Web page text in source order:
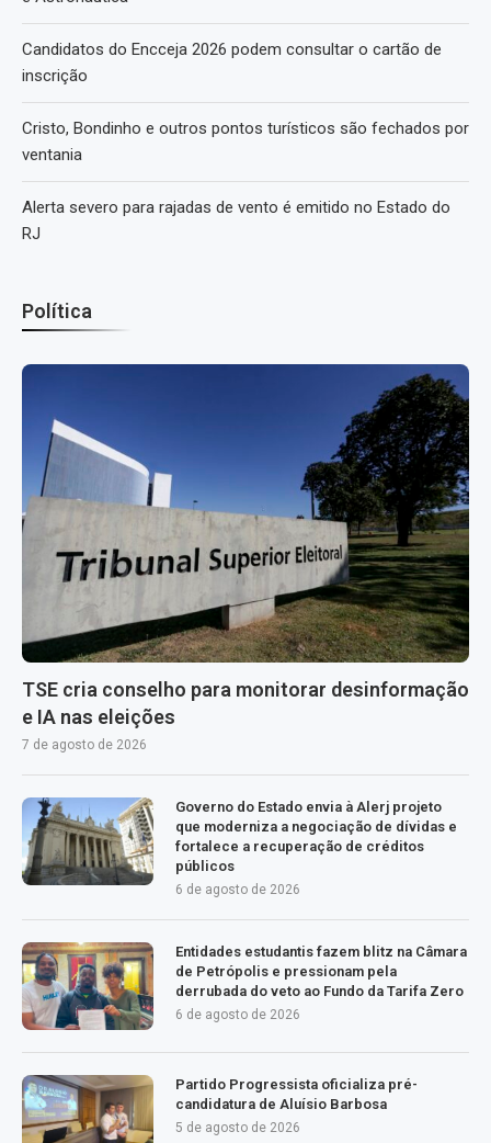
Candidatos do Encceja 2026 podem consultar o cartão de
inscrição
Cristo, Bondinho e outros pontos turísticos são fechados por
ventania
Alerta severo para rajadas de vento é emitido no Estado do
RJ
Política
TSE cria conselho para monitorar desinformação
e IA nas eleições
7 de agosto de 2026
Governo do Estado envia à Alerj projeto
que moderniza a negociação de dívidas e
fortalece a recuperação de créditos
públicos
6 de agosto de 2026
Entidades estudantis fazem blitz na Câmara
de Petrópolis e pressionam pela
derrubada do veto ao Fundo da Tarifa Zero
6 de agosto de 2026
Partido Progressista oficializa pré-
candidatura de Aluísio Barbosa
5 de agosto de 2026